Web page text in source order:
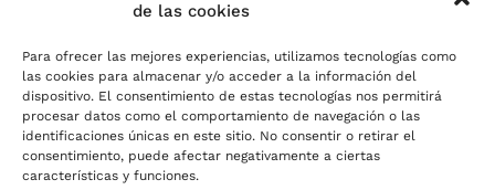
de las cookies
Para ofrecer las mejores experiencias, utilizamos tecnologías como
las cookies para almacenar y/o acceder a la información del
dispositivo. El consentimiento de estas tecnologías nos permitirá
procesar datos como el comportamiento de navegación o las
identificaciones únicas en este sitio. No consentir o retirar el
consentimiento, puede afectar negativamente a ciertas
características y funciones.
Shopping Basket
Distributeurs